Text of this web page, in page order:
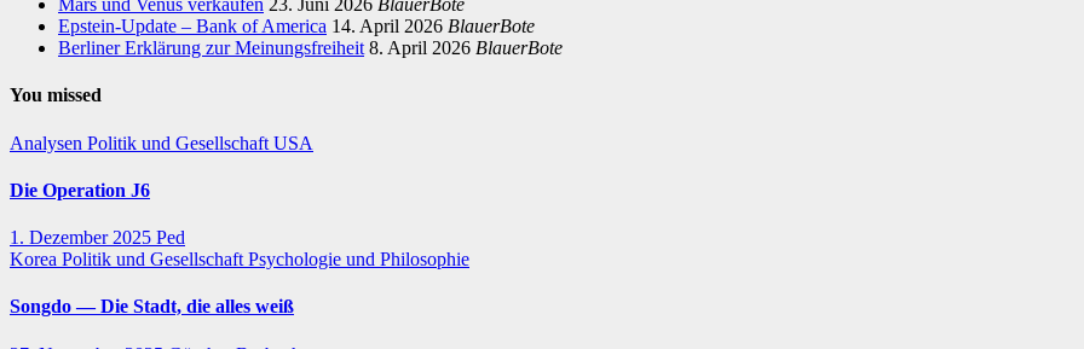
Mars und Venus verkaufen 23. Juni 2026 BlauerBote
Epstein-Update – Bank of America 14. April 2026 BlauerBote
Berliner Erklärung zur Meinungsfreiheit 8. April 2026 BlauerBote
You missed
Analysen Politik und Gesellschaft USA
Die Operation J6
1. Dezember 2025 Ped
Korea Politik und Gesellschaft Psychologie und Philosophie
Songdo — Die Stadt, die alles weiß